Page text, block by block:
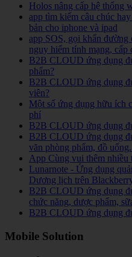
Holos nâng cấp hệ thống
app tìm kiếm câu chúc
bản cho iphone và ipad
app SOS, gọi khẩn
nguy hiểm tính mạng,
B2B CLOUD ứng dụng
phẩm?
B2B CLOUD ứng dụng
viên?
Một số ứng dụng hữu ích
phí
B2B CLOUD ứng dụng
B2B CLOUD ứng dụng
văn phòng phẩm, đồ
App Cùng vui thêm nhiều
Lunarnote - Ứng dụng
Dương lịch trên
B2B CLOUD ứng dụng
chức năng, dược phẩm,
B2B CLOUD ứng dụng
Mobile Solution